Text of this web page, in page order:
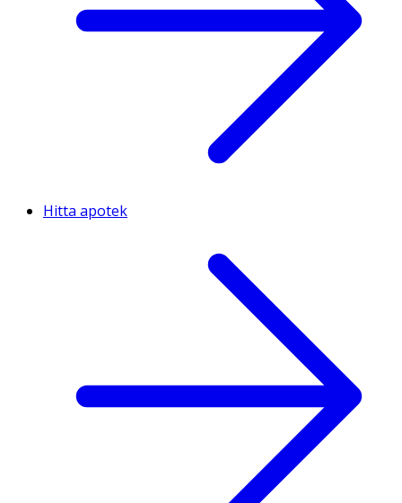
Hitta apotek